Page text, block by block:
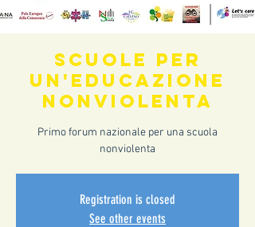
Scuole per
un'educazione
nonviolenta
Primo forum nazionale per una scuola
nonviolenta
Registration is closed
See other events